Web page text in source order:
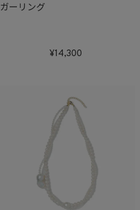
ガーリング
14,300